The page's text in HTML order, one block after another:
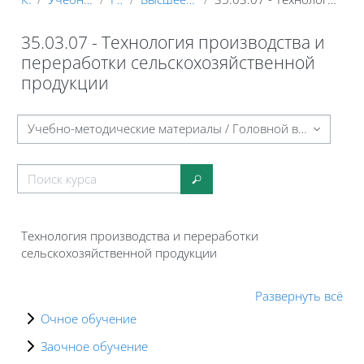
35.03.07 - Технология производства и
переработки сельскохозяйственной
продукции
Блоки
Категории курсов
Поиск курса
Поиск курса
Технология производства и переработки
сельскохозяйственной продукции
Развернуть всё
Очное обучение
Заочное обучение